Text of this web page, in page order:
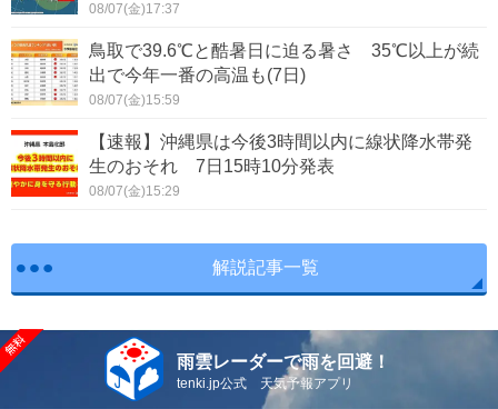
08/07(金)17:37
鳥取で39.6℃と酷暑日に迫る暑さ 35℃以上が続
出で今年一番の高温も(7日)
08/07(金)15:59
【速報】沖縄県は今後3時間以内に線状降水帯発
生のおそれ 7日15時10分発表
08/07(金)15:29
解説記事一覧
雨雲レーダーで雨を回避！
tenki.jp公式 天気予報アプリ